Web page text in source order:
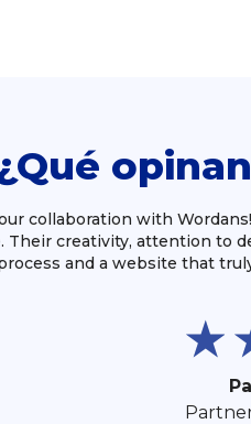
★
collaboration with
Their creativity, attention to
and a website that